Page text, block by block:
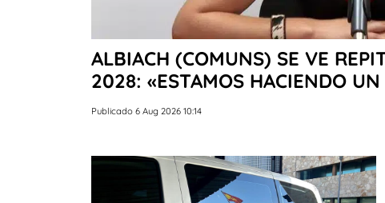
ALBIACH (COMUNS) SE VE
2028: «ESTAMOS HACIENDO
Publicado 6 Aug 2026 10:14